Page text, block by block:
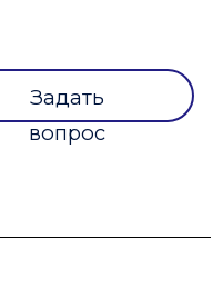
Задать
вопрос